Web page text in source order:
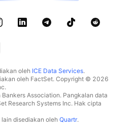
oleh ICE Data Services.
oleh FactSet. Copyright © 2026
Association. Pangkalan data
Research Systems Inc. Hak cipta
disediakan oleh Quartr.